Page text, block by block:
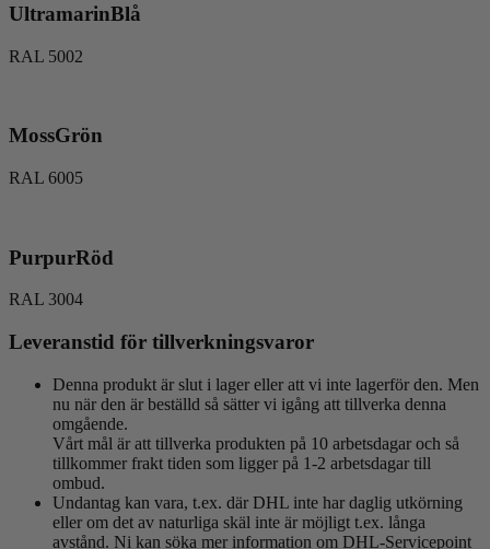
UltramarinBlå
RAL 5002
MossGrön
RAL 6005
PurpurRöd
RAL 3004
Leveranstid för tillverkningsvaror
Denna produkt är slut i lager eller att vi inte lagerför den. Men
nu när den är beställd så sätter vi igång att tillverka denna
omgående.
Vårt mål är att tillverka produkten på 10 arbetsdagar och så
tillkommer frakt tiden som ligger på 1-2 arbetsdagar till
ombud.
Undantag kan vara, t.ex. där DHL inte har daglig utkörning
eller om det av naturliga skäl inte är möjligt t.ex. långa
avstånd. Ni kan söka mer information om DHL-Servicepoint